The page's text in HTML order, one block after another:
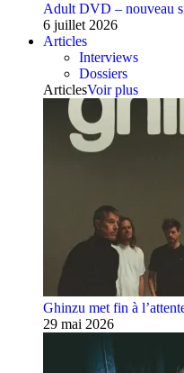
Adult DVD – nouveau
6 juillet 2026
Articles
Interviews
Dossiers
ArticlesVoir plus
Ghinzu met fin à
29 mai 2026